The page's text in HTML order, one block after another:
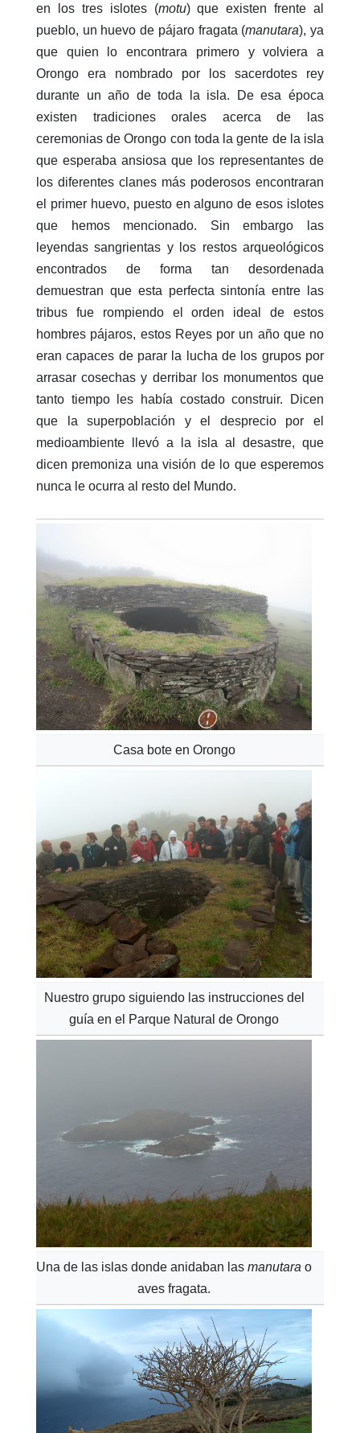
en los tres islotes (motu) que existen frente al
pueblo, un huevo de pájaro fragata (manutara), ya
que quien lo encontrara primero y volviera a
Orongo era nombrado por los sacerdotes rey
durante un año de toda la isla. De esa época
existen tradiciones orales acerca de las
ceremonias de Orongo con toda la gente de la isla
que esperaba ansiosa que los representantes de
los diferentes clanes más poderosos encontraran
el primer huevo, puesto en alguno de esos islotes
que hemos mencionado. Sin embargo las
leyendas sangrientas y los restos arqueológicos
encontrados de forma tan desordenada
demuestran que esta perfecta sintonía entre las
tribus fue rompiendo el orden ideal de estos
hombres pájaros, estos Reyes por un año que no
eran capaces de parar la lucha de los grupos por
arrasar cosechas y derribar los monumentos que
tanto tiempo les había costado construir. Dicen
que la superpoblación y el desprecio por el
medioambiente llevó a la isla al desastre, que
dicen premoniza una visión de lo que esperemos
nunca le ocurra al resto del Mundo.
Casa bote en Orongo
Nuestro grupo siguiendo las instrucciones del
guía en el Parque Natural de Orongo
Una de las islas donde anidaban las manutara o
aves fragata.